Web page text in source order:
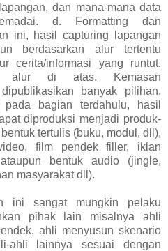
dan mana-mana data
d. Formatting dan
ini, hasil capturing lapangan
berdasarkan alur tertentu
cerita/informasi yang runtut.
alur di atas. Kemasan
banyak pilihan.
bagian terdahulu, hasil
diproduksi menjadi produk-
tertulis (buku, modul, dll),
film pendek filler, iklan
bentuk audio (jingle,
masyarakat dll).
ini sangat mungkin pelaku
pihak lain misalnya ahli
ahli menyusun skenario
ahli lainnya sesuai dengan